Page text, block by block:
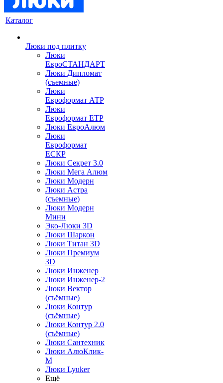
Каталог
Люки под плитку
Люки
ЕвроСТАНДАРТ
Люки Дипломат
(съемные)
Люки
Евроформат АТР
Люки
Евроформат ЕТР
Люки ЕвроАлюм
Люки
Евроформат
ЕСКР
Люки Секрет 3.0
Люки Мега Алюм
Люки Модерн
Люки Астра
(съемные)
Люки Модерн
Мини
Эко-Люки 3D
Люки Шаркон
Люки Титан 3D
Люки Премиум
3D
Люки Инженер
Люки Инженер-2
Люки Вектор
(съёмные)
Люки Контур
(съёмные)
Люки Контур 2.0
(съёмные)
Люки Сантехник
Люки АлюКлик-
М
Люки Lyuker
Ещё